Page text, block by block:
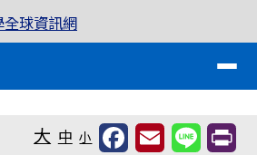
中學全球資訊網
大 中 小